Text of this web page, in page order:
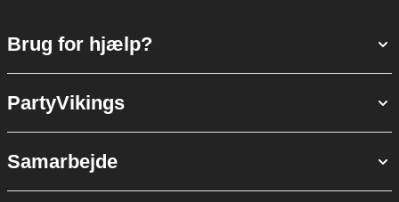
Brug for hjælp?
PartyVikings
Samarbejde